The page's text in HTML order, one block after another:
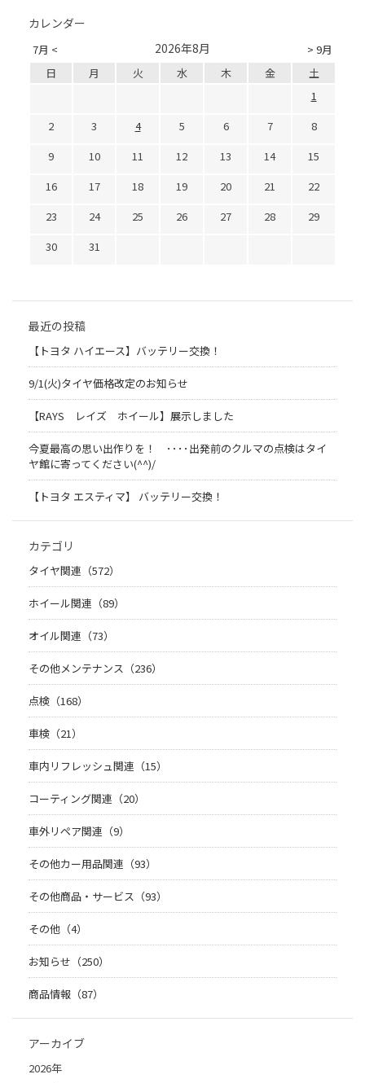
カレンダー
7月 < > 9月
2026年8月
日 月 火 水 木 金
土
1
2
3 4 5 6 7
8
9
10 11 12 13 14
15
16
17 18 19 20 21
22
23
24 25 26 27 28
29
30
31
最近の投稿
【トヨタ ハイエース】バッテリー交換！
9/1(火)タイヤ価格改定のお知らせ
【RAYS レイズ ホイール】展示しました
今夏最高の思い出作りを！ ････出発前のクルマの点検はタイ
ヤ館に寄ってください(^^)/
【トヨタ エスティマ】 バッテリー交換！
カテゴリ
タイヤ関連（572）
ホイール関連（89）
オイル関連（73）
その他メンテナンス（236）
点検（168）
車検（21）
車内リフレッシュ関連（15）
コーティング関連（20）
車外リペア関連（9）
その他カー用品関連（93）
その他商品・サービス（93）
その他（4）
お知らせ（250）
商品情報（87）
アーカイブ
2026年